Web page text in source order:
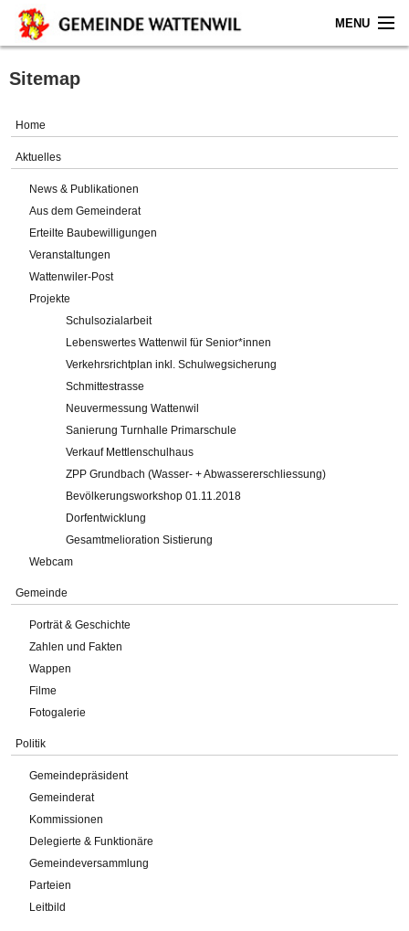
MENU
Home
Gemeinde
Verwaltung
Online-Service
Impressum
Sitemap
Home
Aktuelles
News & Publikationen
Aus dem Gemeinderat
Erteilte Baubewilligungen
Veranstaltungen
Wattenwiler-Post
Projekte
Schulsozialarbeit
Lebenswertes Wattenwil für Senior*innen
Verkehrsrichtplan inkl. Schulwegsicherung
Schmittestrasse
Neuvermessung Wattenwil
Sanierung Turnhalle Primarschule
Verkauf Mettlenschulhaus
ZPP Grundbach (Wasser- + Abwassererschliessung)
Bevölkerungsworkshop 01.11.2018
Dorfentwicklung
Gesamtmelioration Sistierung
Webcam
Gemeinde
Porträt & Geschichte
Zahlen und Fakten
Wappen
Filme
Fotogalerie
Politik
Gemeindepräsident
Gemeinderat
Kommissionen
Delegierte & Funktionäre
Gemeindeversammlung
Parteien
Leitbild